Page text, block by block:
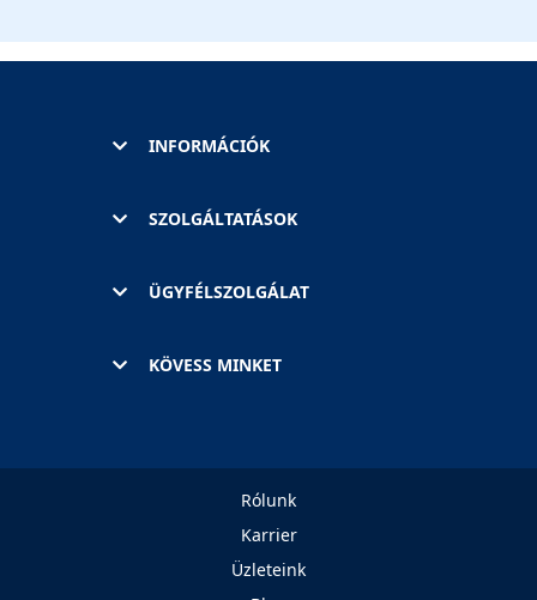
INFORMÁCIÓK
SZOLGÁLTATÁSOK
ÜGYFÉLSZOLGÁLAT
KÖVESS MINKET
Rólunk
Karrier
Üzleteink